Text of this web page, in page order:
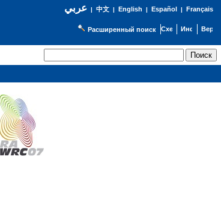
عربي| 中文| English | Español | Français
Расширенный поиск